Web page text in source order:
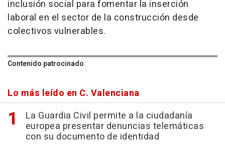
inclusión social para fomentar la inserción
laboral en el sector de la construcción desde
colectivos vulnerables.
Contenido patrocinado
Lo más leído en C. Valenciana
La Guardia Civil permite a la ciudadanía
europea presentar denuncias telemáticas
con su documento de identidad